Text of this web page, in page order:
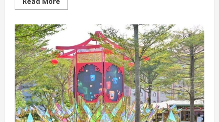
more
法
除
南
服
中
心
預
算
恐
影
響
大